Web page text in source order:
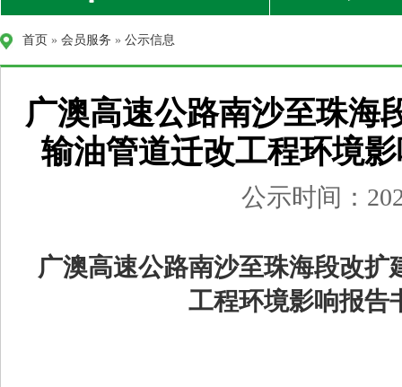
首页 » 会员服务 » 公示信息
广澳高速公路南沙至珠海
输油管道迁改工程环境
公示时间：
广澳高速公路南沙至珠海段改
工程环境影响报告